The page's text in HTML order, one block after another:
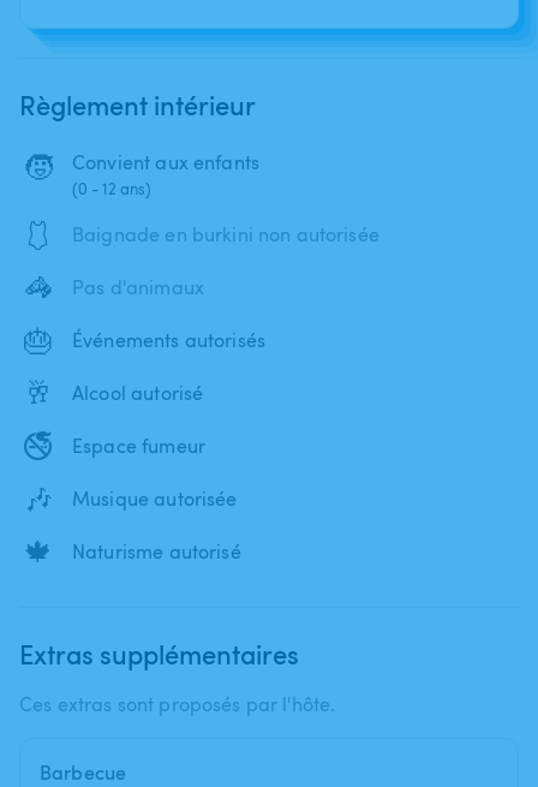
Règlement intérieur
🧒 Convient aux enfants
(0 - 12 ans)
🩱 Baignade en burkini non autorisée
🦓 Pas d'animaux
🎂 Événements autorisés
🥂 Alcool autorisé
🚭 Espace fumeur
🎶 Musique autorisée
🍁 Naturisme autorisé
Extras supplémentaires
Ces extras sont proposés par l'hôte.
Barbecue